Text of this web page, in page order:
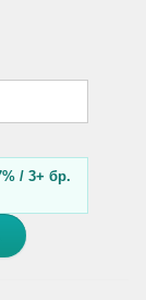
/ 3+ бр.